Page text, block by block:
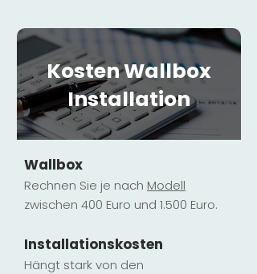
Kosten Wallbox
Installation
Wallbox
Rechnen Sie je nach Modell
zwischen 400 Euro und 1.500 Euro.
Installationskosten
Hängt stark von den